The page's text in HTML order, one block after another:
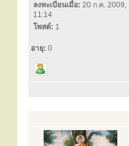
ลงทะเบียนเมื่อ: 20 ก.ค. 2009,
11:14
โพสต์: 1
อายุ: 0